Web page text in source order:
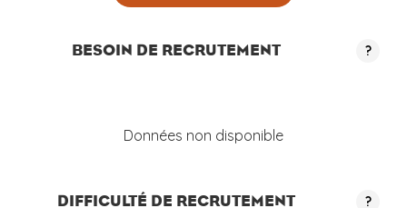
BESOIN DE RECRUTEMENT ?
Données non disponible
DIFFICULTÉ DE RECRUTEMENT
?